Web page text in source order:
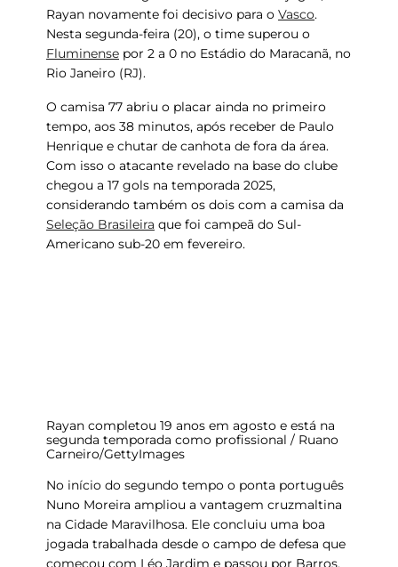
Rayan novamente foi decisivo para o Vasco.
Nesta segunda-feira (20), o time superou o
Fluminense por 2 a 0 no Estádio do Maracanã, no
Rio Janeiro (RJ).
O camisa 77 abriu o placar ainda no primeiro
tempo, aos 38 minutos, após receber de Paulo
Henrique e chutar de canhota de fora da área.
Com isso o atacante revelado na base do clube
chegou a 17 gols na temporada 2025,
considerando também os dois com a camisa da
Seleção Brasileira que foi campeã do Sul-
Americano sub-20 em fevereiro.
Rayan completou 19 anos em agosto e está na
segunda temporada como profissional / Ruano
Carneiro/GettyImages
No início do segundo tempo o ponta português
Nuno Moreira ampliou a vantagem cruzmaltina
na Cidade Maravilhosa. Ele concluiu uma boa
jogada trabalhada desde o campo de defesa que
começou com Léo Jardim e passou por Barros,